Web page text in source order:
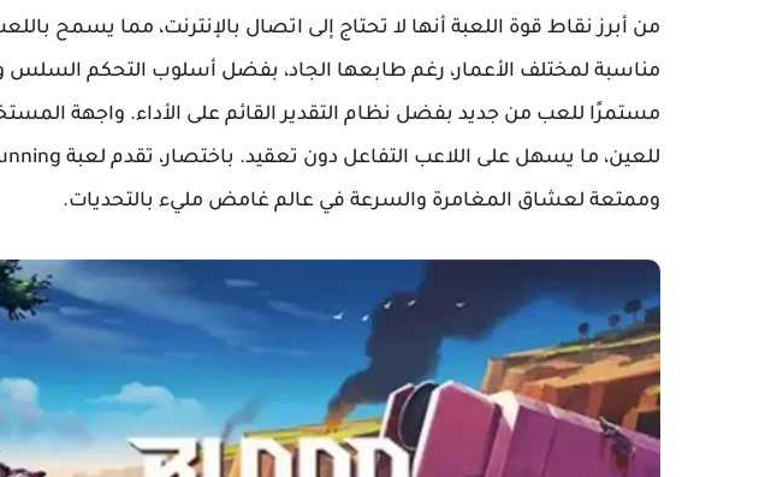
من أبرز نقاط قوة اللعبة أنها لا تحتاج إلى اتصال بالإنترنت، مما يسمح
مناسبة لمختلف الأعمار، رغم طابعها الجاد، بفضل أسلوب التحكم السلس
مستمرًا للعب من جديد بفضل نظام التقدير القائم على الأداء. واجهة
وممتعة لعشاق المغامرة والسرعة في عالم غامض مليء بالتحديات.